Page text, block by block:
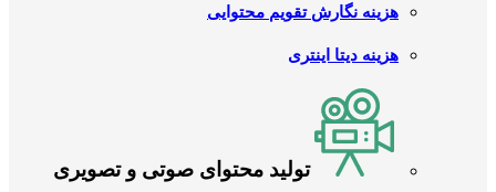
هزینه نگارش تقویم محتوایی
هزینه دیتا اینتری
تولید محتوای صوتی و تصویری